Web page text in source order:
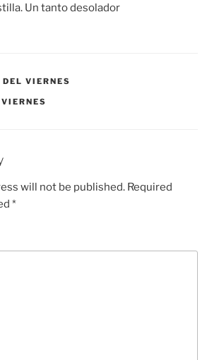
Un tanto desolador
VIERNES
will not be published. Required
*